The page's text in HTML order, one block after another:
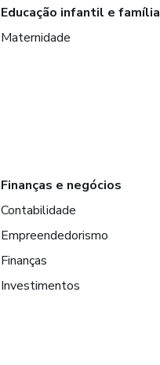
Educação infantil e família
Maternidade
Finanças e negócios
Contabilidade
Empreendedorismo
Finanças
Investimentos